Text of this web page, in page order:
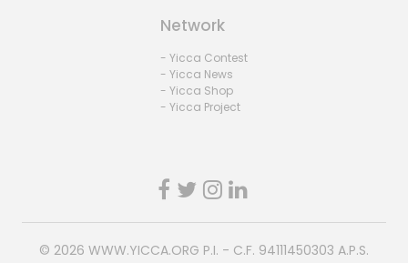
Network
- Yicca Contest
- Yicca News
- Yicca Shop
- Yicca Project
© 2026 WWW.YICCA.ORG P.I. - C.F. 94111450303 A.P.S.